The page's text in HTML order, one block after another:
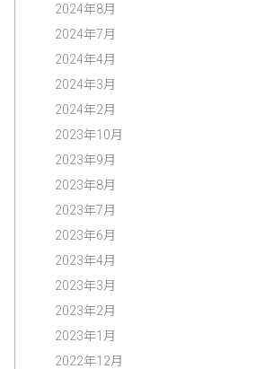
2024年8月
2024年7月
2024年4月
2024年3月
2024年2月
2023年10月
2023年9月
2023年8月
2023年7月
2023年6月
2023年4月
2023年3月
2023年2月
2023年1月
2022年12月